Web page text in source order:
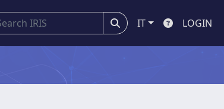
IT LOGIN